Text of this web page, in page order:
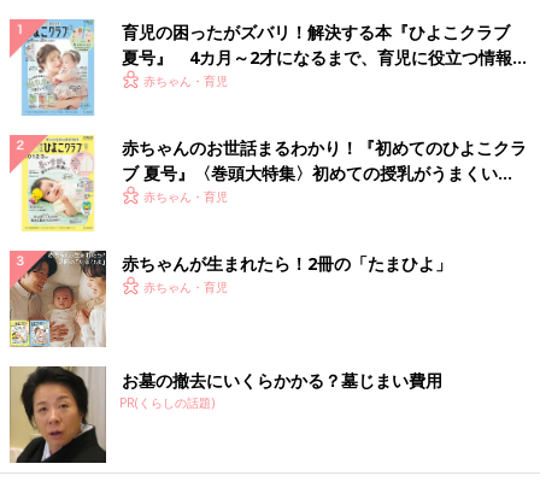
育児の困ったがズバリ！解決する本『ひよこクラブ
夏号』 4カ月～2才になるまで、育児に役立つ情報が
いっぱい！
赤ちゃん・育児
赤ちゃんのお世話まるわかり！『初めてのひよこクラ
ブ 夏号』〈巻頭大特集〉初めての授乳がうまくい
く！ おっぱい・ミルクの基本と夏のトラブル 解決テ
赤ちゃん・育児
赤ちゃんが生まれたら！2冊の「たまひよ」
赤ちゃん・育児
お墓の撤去にいくらかかる？墓じまい費用
PR(くらしの話題)